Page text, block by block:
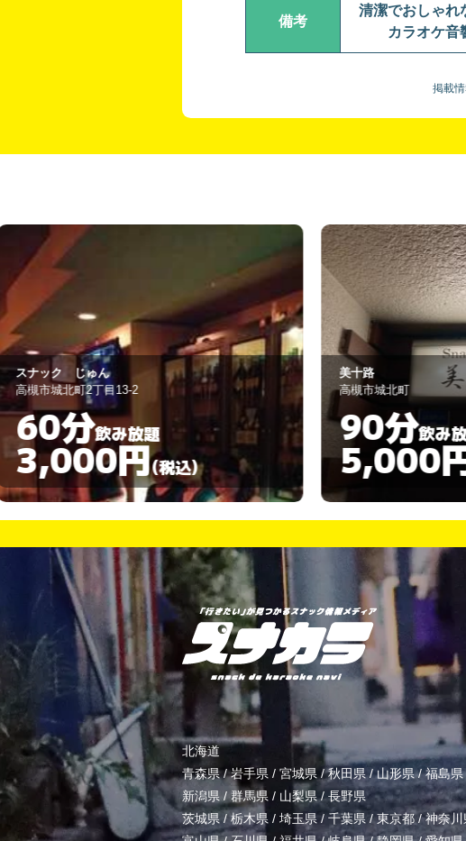
備考
清潔でおし
カラオケ音
掲載
美十路
高槻市城北町
90分 飲み放題
5,000円(税込)
北海道
青森県/岩手県 / 宮城県 /秋田県 /山形県/福島県
新潟県 / 群馬県 / 山梨県/長野県
茨城県 / 栃木県 / 埼玉県/ 千葉県 /東京都/神奈川